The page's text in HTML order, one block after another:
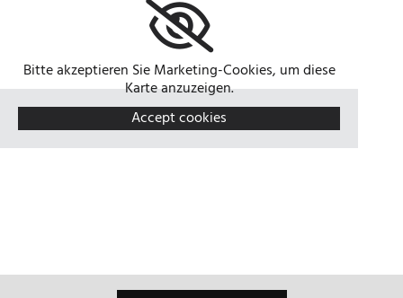
Bitte akzeptieren Sie Marketing-Cookies, um diese
Karte anzuzeigen.
Accept cookies